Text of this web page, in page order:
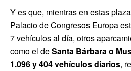
Y es que, mientras en estas
Palacio de Congresos Europa
7 vehículos al día, otros
como el deSanta Bárbara o
1.096 y 404 vehículos diarios,